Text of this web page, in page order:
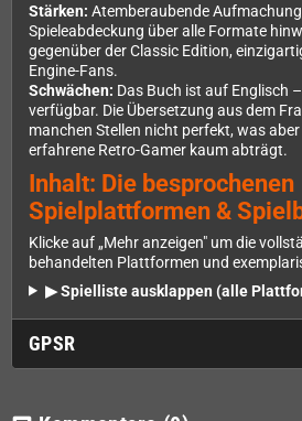
Stärken: Atemberaubende
Spieleabdeckung über alle Formate
gegenüber der Classic Edition,
Engine-Fans.
Schwächen: Das Buch ist auf Englisch
verfügbar. Die Übersetzung aus dem
manchen Stellen nicht perfekt, was
erfahrene Retro-Gamer kaum abträgt.
Inhalt: Die besprochenen
Spielplattformen &
Klicke auf „Mehr anzeigen" um die
behandelten Plattformen und
▶ Spielliste ausklappen (alle
GPSR